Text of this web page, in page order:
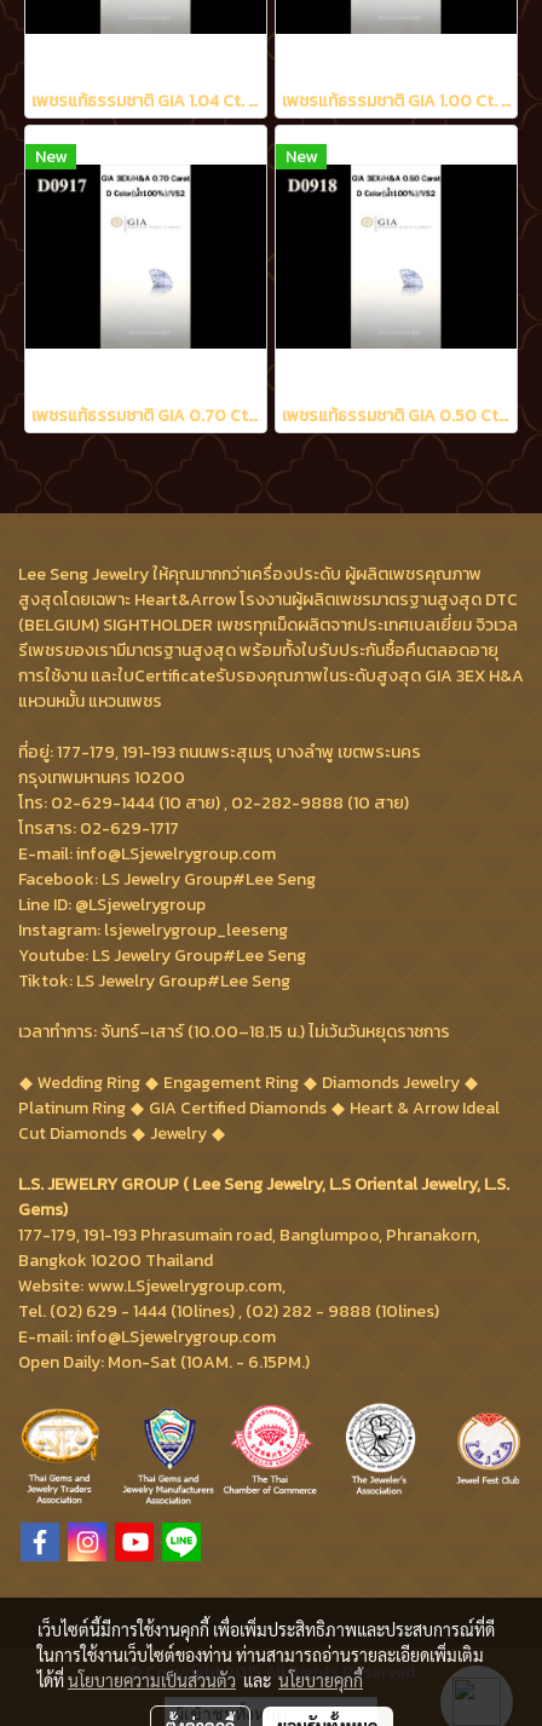
เพชรแท้ธรรมชาติ GIA 1.04 Ct. D/VS2 เพชรแท้ธรรมชาติ GIA 1.00 Ct. D/VS2
New
เพชรแท้ธรรมชาติ GIA 0.70 Ct. D/VS2
New
เพชรแท้ธรรมชาติ GIA 0.50 Ct. D/VS2
Lee Seng Jewelry ให้คุณมากกว่าเครื่องประดับ ผู้ผลิตเพชรคุณภาพ
สูงสุดโดยเฉพาะ Heart&Arrow โรงงานผู้ผลิตเพชรมาตรฐานสูงสุด DTC
(BELGIUM) SIGHTHOLDER เพชรทุกเม็ดผลิตจากประเทศเบลเยี่ยม จิวเวล
รีเพชรของเรามีมาตรฐานสูงสุด พร้อมทั้งใบรับประกันซื้อคืนตลอดอายุ
การใช้งาน และใบCertificateรับรองคุณภาพในระดับสูงสุด GIA 3EX H&A
แหวนหมั้น แหวนเพชร
ที่อยู่: 177-179, 191-193 ถนนพระสุเมรุ บางลำพู เขตพระนคร
กรุงเทพมหานคร 10200
โทร: 02-629-1444 (10 สาย) , 02-282-9888 (10 สาย)
โทรสาร: 02-629-1717
E-mail: info@LSjewelrygroup.com
Facebook: LS Jewelry Group#Lee Seng
Line ID: @LSjewelrygroup
Instagram: lsjewelrygroup_leeseng
Youtube: LS Jewelry Group#Lee Seng
Tiktok: LS Jewelry Group#Lee Seng
เวลาทำการ: จันทร์–เสาร์ (10.00–18.15 น.) ไม่เว้นวันหยุดราชการ
Wedding Ring
Engagement Ring
Diamonds Jewelry
Platinum Ring
GIA Certified Diamonds
Heart & Arrow Ideal
Cut Diamonds
Jewelry
L.S. JEWELRY GROUP ( Lee Seng Jewelry, L.S Oriental Jewelry, L.S.
Gems)
177-179, 191-193 Phrasumain road, Banglumpoo, Phranakorn,
Bangkok 10200 Thailand
Website: www.LSjewelrygroup.com,
Tel. (02) 629 - 1444 (10lines) , (02) 282 - 9888 (10lines)
E-mail: info@LSjewelrygroup.com
Open Daily: Mon-Sat (10AM. - 6.15PM.)
© Copyright 2015 All Rights Reserved
ผู้เข้าชมวันนี้ 3,641
เว็บไซต์นี้มีการใช้งานคุกกี้ เพื่อเพิ่มประสิทธิภาพและประสบการณ์ที่ดี
ในการใช้งานเว็บไซต์ของท่าน ท่านสามารถอ่านรายละเอียดเพิ่มเติม
ได้ที่นโยบายความเป็นส่วนตัว และ นโยบายคุกกี้